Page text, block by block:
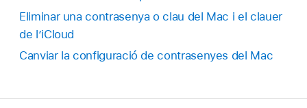
Eliminar una contrasenya o clau del Mac i el clauer
de l’iCloud
Canviar la configuració de contrasenyes del Mac